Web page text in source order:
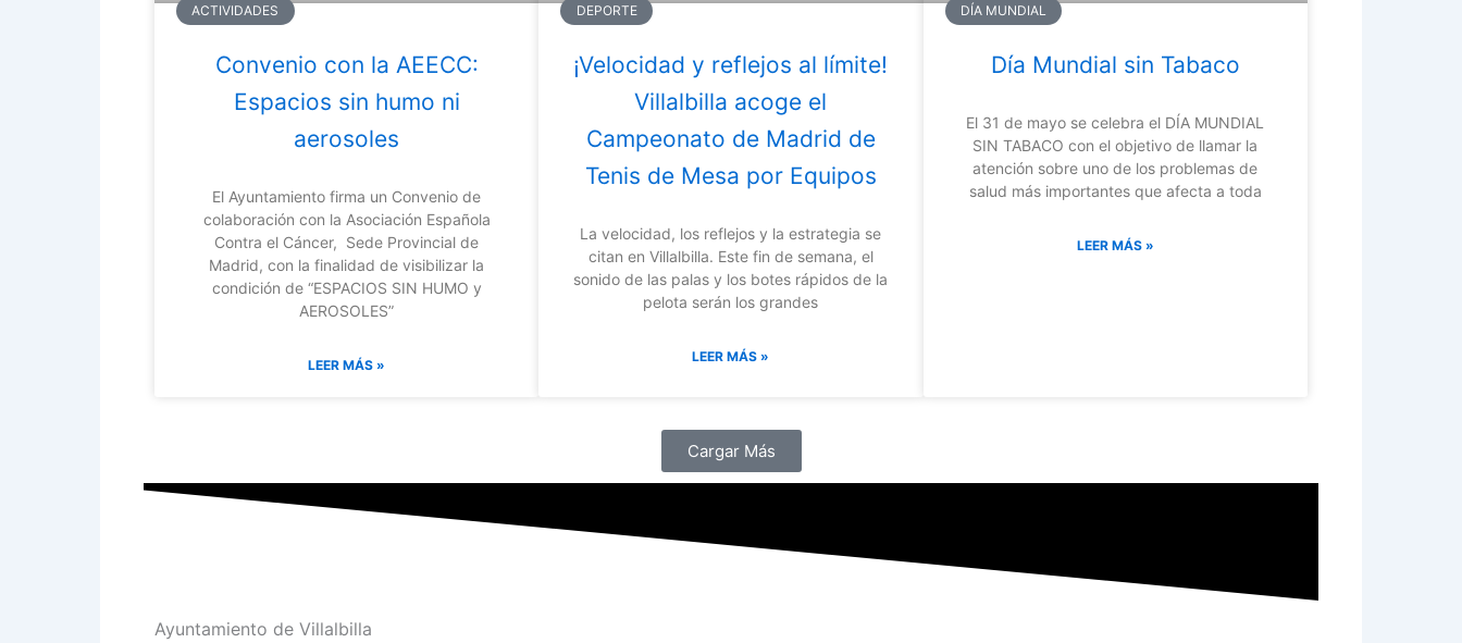
ACTIVIDADES
Convenio con la AEECC:
Espacios sin humo ni
aerosoles
El Ayuntamiento firma un Convenio de
colaboración con la Asociación Española
Contra el Cáncer, Sede Provincial de
Madrid, con la finalidad de visibilizar la
condición de “ESPACIOS SIN HUMO y
AEROSOLES”
LEER MÁS »
DEPORTE
¡Velocidad y reflejos al límite!
Villalbilla acoge el
Campeonato de Madrid de
Tenis de Mesa por Equipos
La velocidad, los reflejos y la estrategia se
citan en Villalbilla. Este fin de semana, el
sonido de las palas y los botes rápidos de la
pelota serán los grandes
LEER MÁS »
DÍA MUNDIAL
Día Mundial sin Tabaco
El 31 de mayo se celebra el DÍA MUNDIAL
SIN TABACO con el objetivo de llamar la
atención sobre uno de los problemas de
salud más importantes que afecta a toda
LEER MÁS »
Cargar Más
Ayuntamiento de Villalbilla